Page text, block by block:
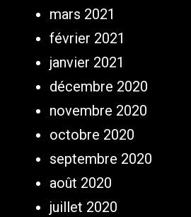
mars 2021
février 2021
janvier 2021
décembre 2020
novembre 2020
octobre 2020
septembre 2020
août 2020
juillet 2020